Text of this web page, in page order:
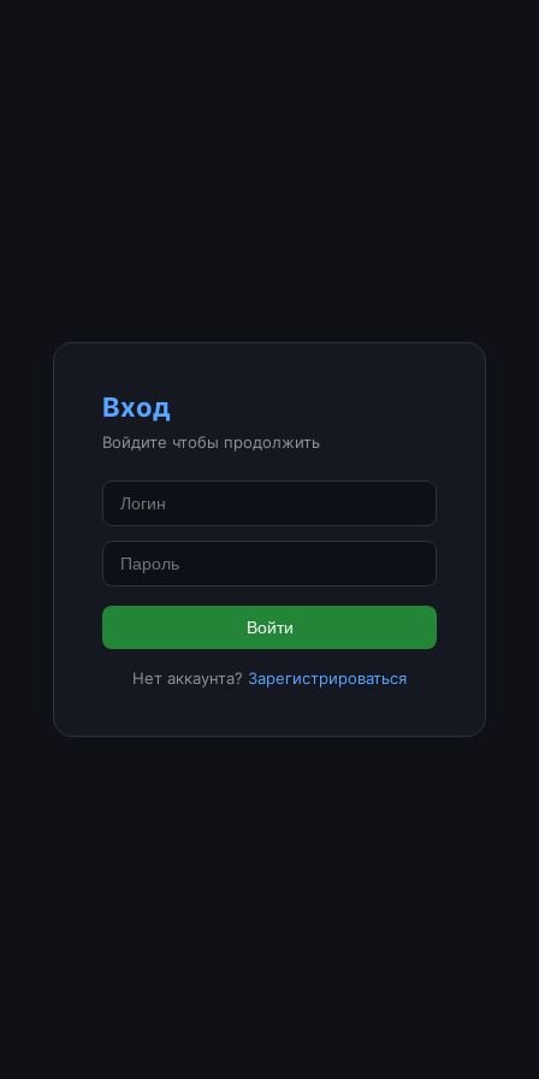
Вход
Войдите чтобы продолжить
Войти
Нет аккаунта? Зарегистрироваться